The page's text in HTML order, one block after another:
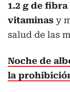
1.2 g de
vitaminas y
salud de las
Noche de
la